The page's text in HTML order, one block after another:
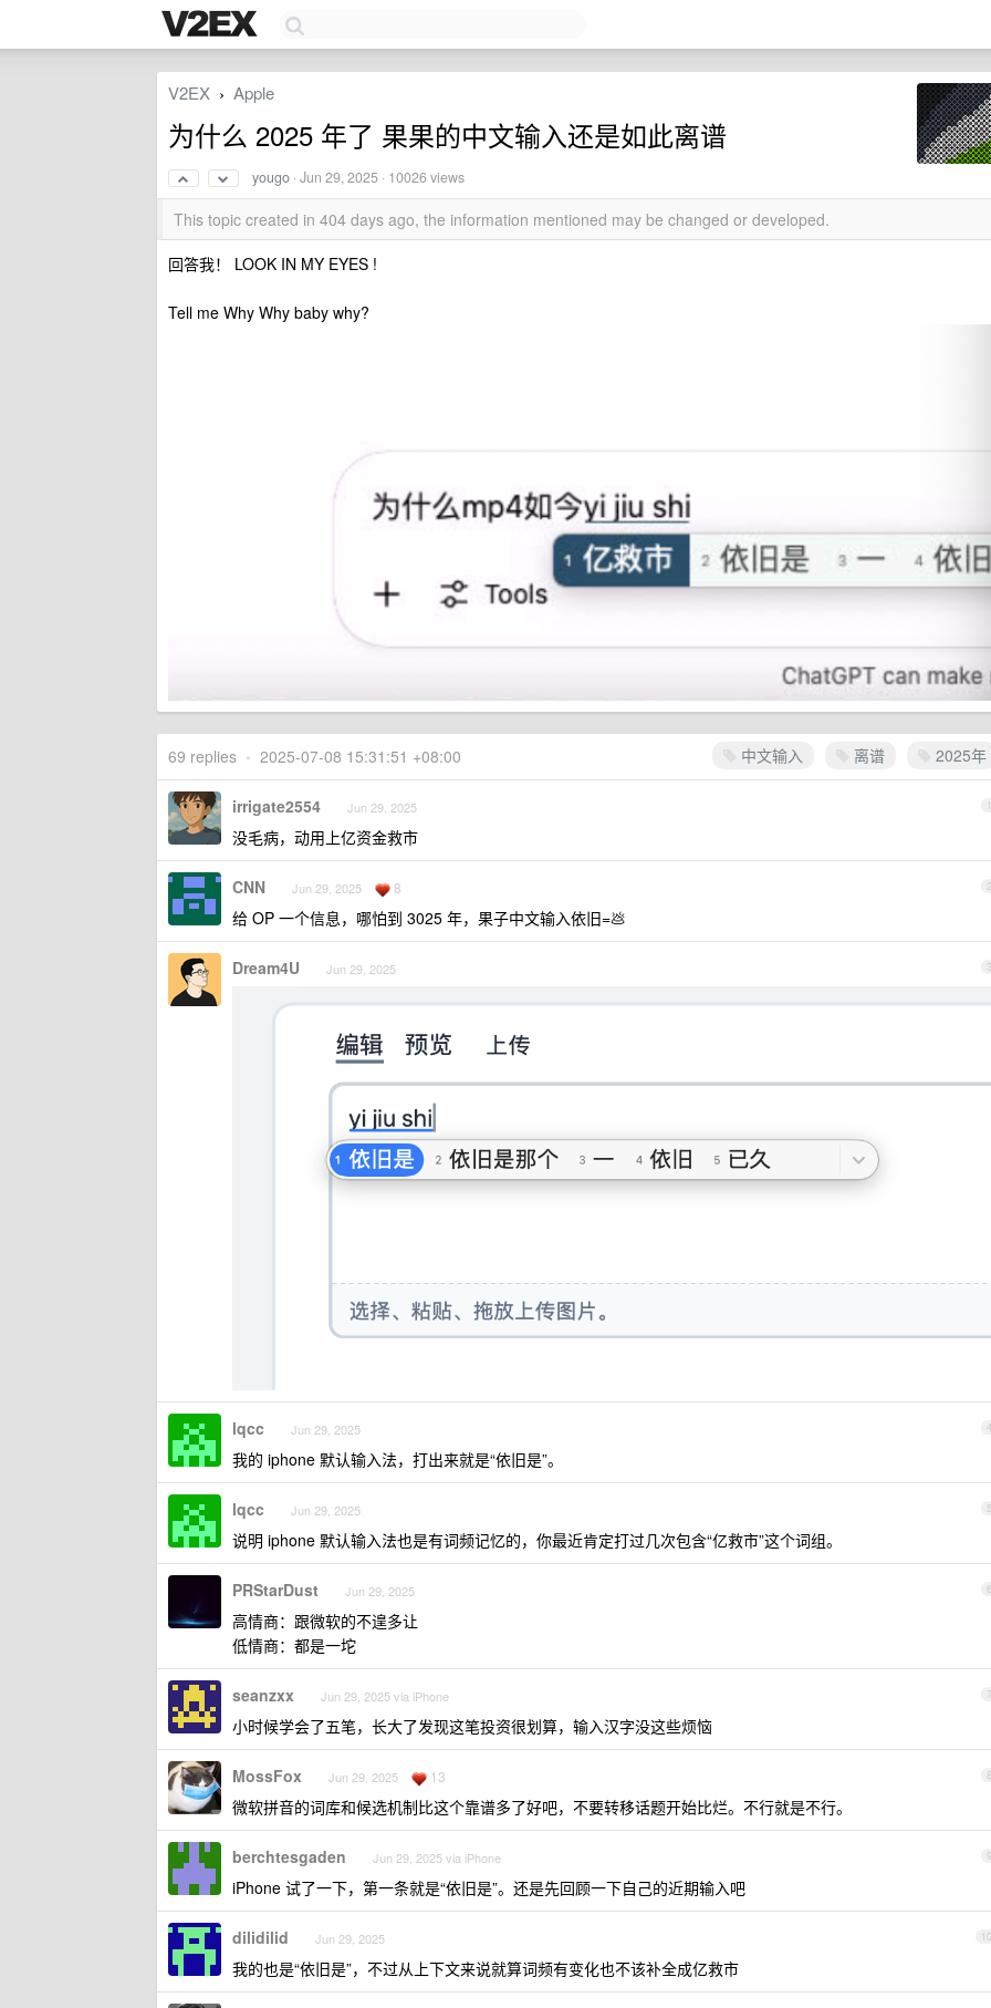
V2EX › Apple
为什么 2025 年了 果果的中文输入还是如此离谱
yougo ·Jun 29, 2025 · 10026 views
This topic created in 404 days ago, the information mentioned may be changed or developed.
回答我！ LOOK IN MY EYES !
Tell me Why Why baby why?
中文输入 离谱 2025年
69 replies • 2025-07-08 15:31:51 +08:00
1
irrigate2554 Jun 29, 2025
没毛病，动用上亿资金救市
2
CNN Jun 29, 2025 8
给 OP 一个信息，哪怕到 3025 年，果子中文输入依旧=💩
3
Dream4U Jun 29, 2025
4
lqcc Jun 29, 2025
我的 iphone 默认输入法，打出来就是“依旧是”。
5
lqcc Jun 29, 2025
说明 iphone 默认输入法也是有词频记忆的，你最近肯定打过几次包含“亿救市”这个词组。
6
PRStarDust Jun 29, 2025
高情商：跟微软的不遑多让
低情商：都是一坨
7
seanzxx Jun 29, 2025 via iPhone
小时候学会了五笔，长大了发现这笔投资很划算，输入汉字没这些烦恼
8
MossFox Jun 29, 2025 13
微软拼音的词库和候选机制比这个靠谱多了好吧，不要转移话题开始比烂。不行就是不行。
9
berchtesgaden Jun 29, 2025 via iPhone
iPhone 试了一下，第一条就是“依旧是”。还是先回顾一下自己的近期输入吧
10
dilidilid Jun 29, 2025
我的也是“依旧是”，不过从上下文来说就算词频有变化也不该补全成亿救市